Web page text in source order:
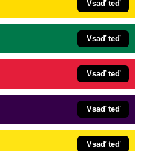
Vsaď teď
Vsaď teď
Vsaď teď
Vsaď teď
Vsaď teď